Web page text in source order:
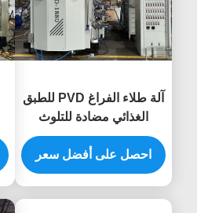
آلة طلاء الفراغ PVD للطبق
الغذائي مضادة للتلوث
الأواني المائدة السيراميكية
المقاومة لدرجات الحرارة
العالية
احصل على أفضل سعر